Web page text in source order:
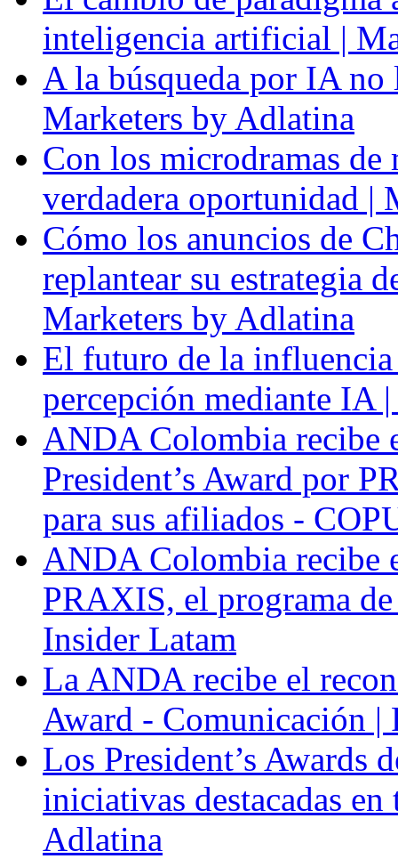
inteligencia artificial |
A la búsqueda por IA
Marketers by Adlatina
Con los microdramas de
verdadera oportunidad |
Cómo los anuncios de
replantear su estrategia
Marketers by Adlatina
El futuro de la influencia
percepción mediante IA
ANDA Colombia recibe
President’s Award por
para sus afiliados -
ANDA Colombia recibe
PRAXIS, el programa
Insider Latam
La ANDA recibe el
Award - Comunicación |
Los President’s Awards
iniciativas destacadas
Adlatina